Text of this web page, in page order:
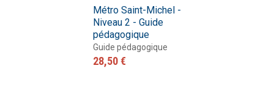
Métro Saint-Michel -
Niveau 2 - Guide
pédagogique
Guide pédagogique
28,50 €